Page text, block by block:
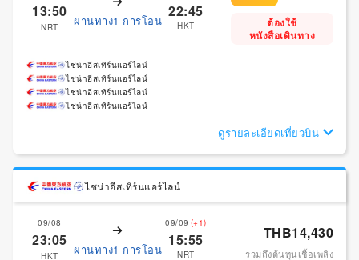
13:50
NRT ผ่านทาง1 การโอน 22:45
HKT
ต้องใช้
หนังสือเดินทาง
ไชน่าอีสเทิร์นแอร์ไลน์
ไชน่าอีสเทิร์นแอร์ไลน์
ไชน่าอีสเทิร์นแอร์ไลน์
ไชน่าอีสเทิร์นแอร์ไลน์
ดูรายละเอียดเที่ยวบิน
ไชน่าอีสเทิร์นแอร์ไลน์
09/08
23:05
HKT ผ่านทาง1 การโอน
09/09 (+1)
15:55
NRT
THB14,430
รวมถึงต้นทุนเชื้อเพลิง